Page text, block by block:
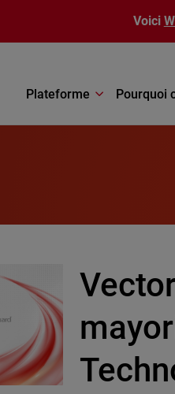
Voici
Plateforme Pourquoi